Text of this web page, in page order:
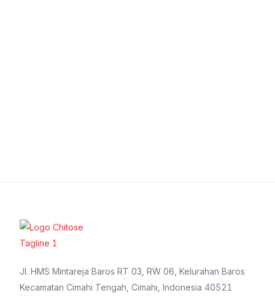
Jl. HMS Mintareja Baros RT 03, RW 06, Kelurahan Baros
Kecamatan Cimahi Tengah, Cimahi, Indonesia 40521